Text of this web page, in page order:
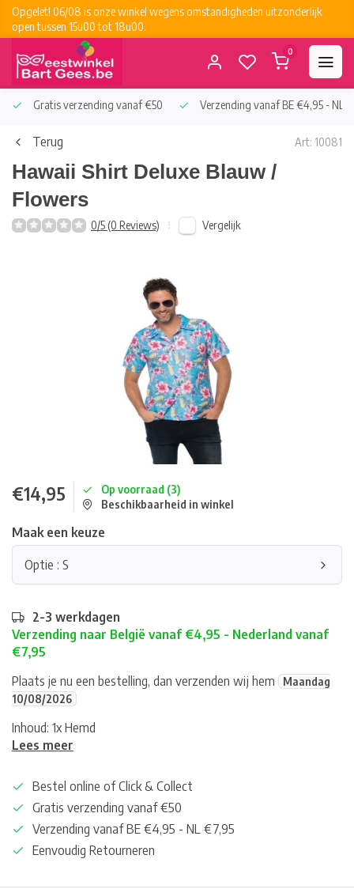
Opgelet! 06/08 is onze winkel wegens omstandigheden uitzonderlijk
open tussen 15u00 tot 18u00.
0
Gratis verzending vanaf €50 Verzending vanaf BE €4,95 - NL
Terug Art: 10081
Hawaii Shirt Deluxe Blauw /
Flowers
0/5 (0 Reviews) Vergelijk
€14,95
Op voorraad (3)
Beschikbaarheid in winkel
Maak een keuze
Optie : S
2-3 werkdagen
Verzending naar België vanaf €4,95 - Nederland vanaf
€7,95
Plaats je nu een bestelling, dan verzenden wij hem
Maandag
10/08/2026
Inhoud: 1x Hemd
Lees meer
Bestel online of Click & Collect
Gratis verzending vanaf €50
Verzending vanaf BE €4,95 - NL €7,95
Eenvoudig Retourneren